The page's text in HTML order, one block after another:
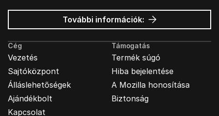
További információk: Mozilla
hirdetések
Cég
Vezetés
Sajtóközpont
Álláslehetőségek
Ajándékbolt
Kapcsolat
Támogatás
Termék súgó
Hiba bejelentése
A Mozilla honosítása
Biztonság